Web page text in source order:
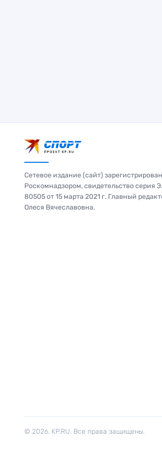
Сетевое издание (сайт)
Роскомнадзором, свидетельство серия
80505 от 15 марта 2021 г. Главный
Олеся Вячеславовна.
© 2026. KP.RU. Все права защищены.